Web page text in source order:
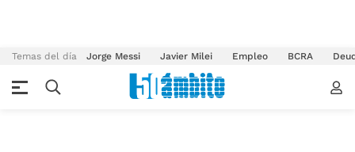
Temas del día Jorge Messi Javier Milei Empleo BCRA